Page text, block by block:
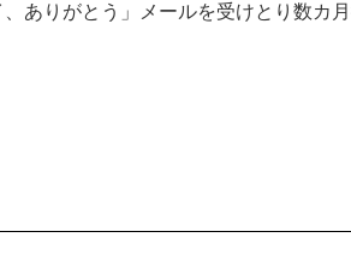
ありがとう」メールを受けとり数カ